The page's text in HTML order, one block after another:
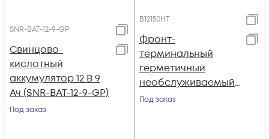
SNR-BAT-12-9-GP
Свинцово-
кислотный
аккумулятор 12 В 9
Ач (SNR-BAT-12-9-GP)
Под заказ
B12150HT
Фронт-
терминальный
герметичный
необслуживаемый
аккумулятор Tesla
Под заказ